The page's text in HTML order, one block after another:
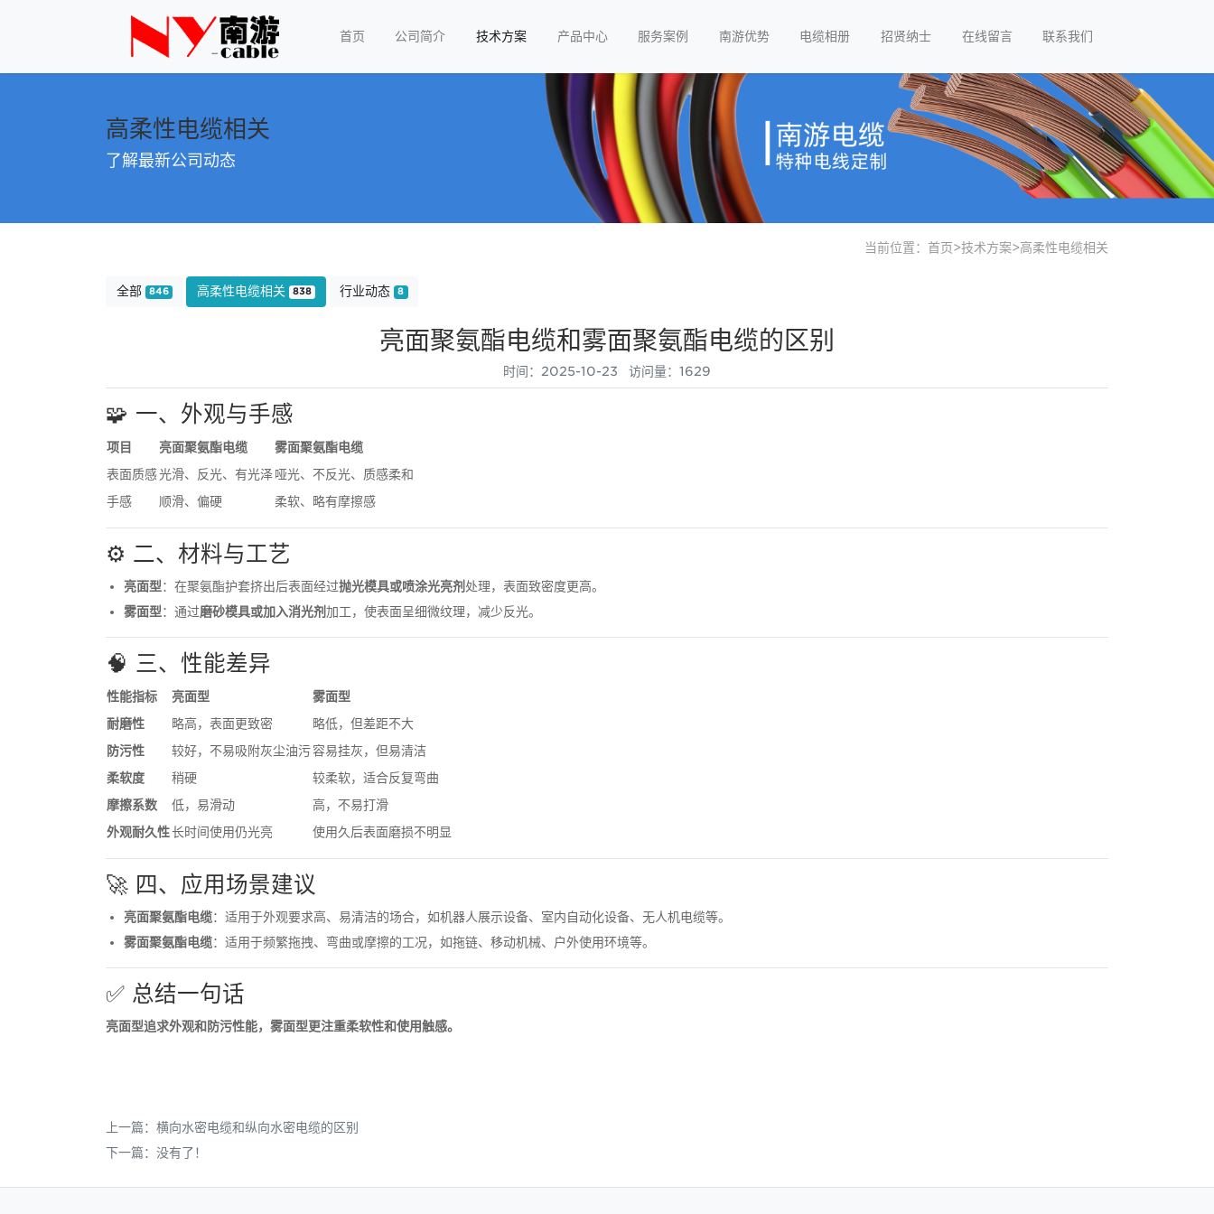
首页 公司简介 技术方案 产品中心 服务案例 南游优势 电缆相册 招贤纳士 在线留言 联系我们
高柔性电缆相关
了解最新公司动态
当前位置： 首页>技术方案>高柔性电缆相关
全部 846 高柔性电缆相关 838 行业动态 8
亮面聚氨酯电缆和雾面聚氨酯电缆的区别
时间：2025-10-23 访问量：1629
🧩 一、外观与手感
项目 亮面聚氨酯电缆
雾面聚氨酯电缆
表面质感光滑、反光、有光泽哑光、不反光、质感柔和
手感
顺滑、偏硬 柔软、略有摩擦感
⚙️ 二、材料与工艺
亮面型：在聚氨酯护套挤出后表面经过抛光模具或喷涂光亮剂 处理，表面致密度更高。
雾面型：通过磨砂模具或加入消光剂加工，使表面呈细微纹理，减少反光。
🧠 三、性能差异
性能指标 亮面型
雾面型
耐磨性
略高，表面更致密
略低，但差距不大
防污性
较好，不易吸附灰尘油污容易挂灰，但易清洁
柔软度
稍硬
较柔软，适合反复弯曲
摩擦系数
低，易滑动
高，不易打滑
外观耐久性长时间使用仍光亮 使用久后表面磨损不明显
🚀 四、应用场景建议
亮面聚氨酯电缆：适用于外观要求高、易清洁的场合，如机器人展示设备、室内自动化设备、无人机电缆等。
雾面聚氨酯电缆：适用于频繁拖拽、弯曲或摩擦的工况，如拖链、移动机械、户外使用环境等。
✅ 总结一句话
亮面型追求外观和防污性能，雾面型更注重柔软性和使用触感。
上一篇： 横向水密电缆和纵向水密电缆的区别
下一篇：没有了！